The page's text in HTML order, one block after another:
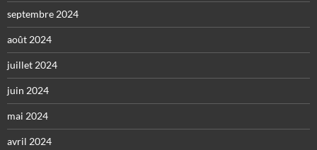
septembre 2024
août 2024
juillet 2024
juin 2024
mai 2024
avril 2024